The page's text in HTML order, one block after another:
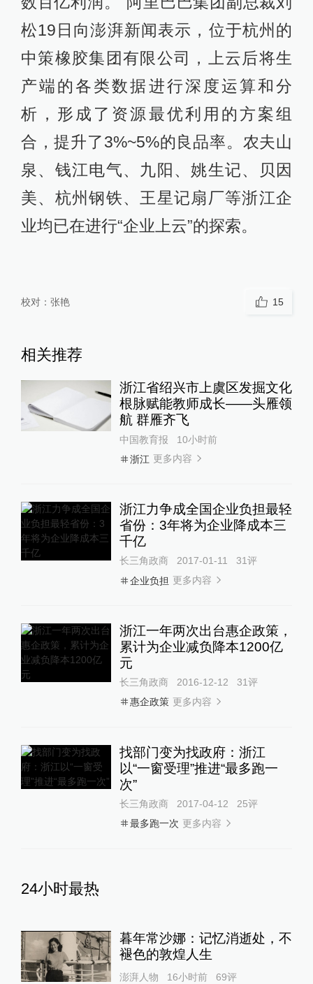
松19日向澎湃新闻表示，位于杭州的
中策橡胶集团有限公司，上云后将生
产端的各类数据进行深度运算和分
析，形成了资源最优利用的方案组
合，提升了3%~5%的良品率。农夫山
泉、钱江电气、九阳、姚生记、贝因
美、杭州钢铁、王星记扇厂等浙江企
业均已在进行“企业上云”的探索。
校对： 张艳 15
相关推荐
浙江省绍兴市上虞区发掘文化
根脉赋能教师成长——头雁领
航 群雁齐飞
中国教育报
10小时前
浙江 更多内容
浙江力争成全国企业负担最轻
省份：3年将为企业降成本三
千亿
长三角政商 2017-01-11 31评
企业负担 更多内容
浙江一年两次出台惠企政策，
累计为企业减负降本1200亿
元
长三角政商 2016-12-12 31评
惠企政策 更多内容
找部门变为找政府：浙江
以“一窗受理”推进“最多跑一
次”
长三角政商 2017-04-12 25评
最多跑一次 更多内容
24小时最热
暮年常沙娜：记忆消逝处，不
褪色的敦煌人生
澎湃人物 16小时前 69评